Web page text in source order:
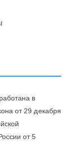
в
от 29 декабря
от 5